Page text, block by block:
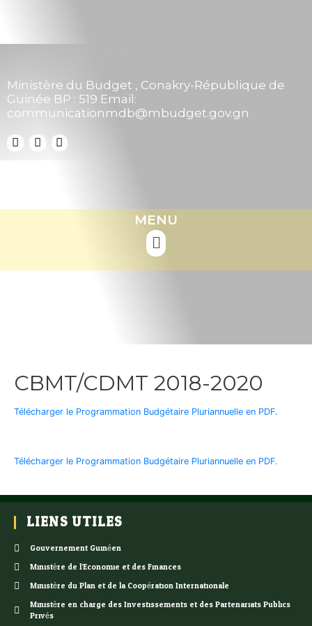
Ministère du Budget , Conakry-République de
Guinée BP : 519 Email:
communicationmdb@mbudget.gov.gn
MENU
CBMT/CDMT 2018-2020
Télécharger le Programmation Budgétaire Pluriannuelle en PDF.
Télécharger le Programmation Budgétaire Pluriannuelle en PDF.
LIENS UTILES
Gouvernement Guinéen
Ministère de l’Economie et des Finances
Ministère du Plan et de la Coopération Internationale
Ministère en charge des Investissements et des Partenariats Publics
Privés